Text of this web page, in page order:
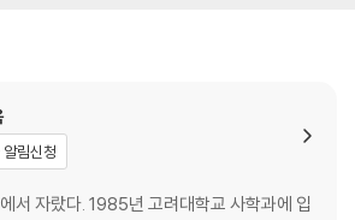
구 절벽의 위기｜인구 문제를 보는 미래지향적
복 / 장대익
림신청
서 자랐다. 1985년 고려대학교 사학과에 입